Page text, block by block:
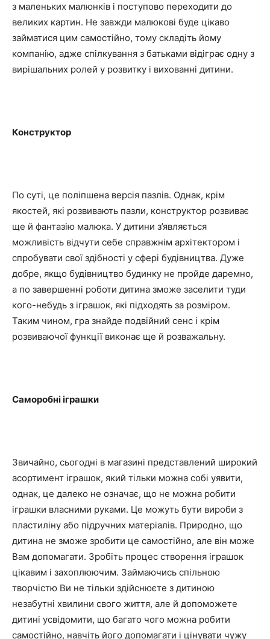
з маленьких малюнків і поступово переходити до
великих картин. Не завжди малюкові буде цікаво
займатися цим самостійно, тому складіть йому
компанію, адже спілкування з батьками відіграє одну з
вирішальних ролей у розвитку і вихованні дитини.
Конструктор
По суті, це поліпшена версія пазлів. Однак, крім
якостей, які розвивають пазли, конструктор розвиває
ще й фантазію малюка. У дитини з’являється
можливість відчути себе справжнім архітектором і
спробувати свої здібності у сфері будівництва. Дуже
добре, якщо будівництво будинку не пройде даремно,
а по завершенні роботи дитина зможе заселити туди
кого-небудь з іграшок, які підходять за розміром.
Таким чином, гра знайде подвійний сенс і крім
розвиваючої функції виконає ще й розважальну.
Саморобні іграшки
Звичайно, сьогодні в магазині представлений широкий
асортимент іграшок, який тільки можна собі уявити,
однак, це далеко не означає, що не можна робити
іграшки власними руками. Це можуть бути вироби з
пластиліну або підручних матеріалів. Природно, що
дитина не зможе зробити це самостійно, але він може
Вам допомагати. Зробіть процес створення іграшок
цікавим і захоплюючим. Займаючись спільною
творчістю Ви не тільки здійснюєте з дитиною
незабутні хвилини свого життя, але й допоможете
дитині усвідомити, що багато чого можна робити
самостійно, навчіть його допомагати і цінувати чужу